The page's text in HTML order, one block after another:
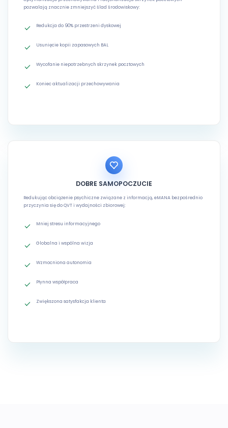
pozwalają znacznie zmniejszyć ślad środowiskowy:
Redukcja do 90% przestrzeni dyskowej
Usunięcie kopii zapasowych BAL
Wycofanie niepotrzebnych skrzynek pocztowych
Koniec aktualizacji przechowywania
DOBRE SAMOPOCZUCIE
Redukując obciążenie psychiczne związane z informacją, eMANA bezpośrednio
przyczynia się do QVT i wydajności zbiorowej:
Mniej stresu informacyjnego
Globalna i wspólna wizja
Wzmocniona autonomia
Płynna współpraca
Zwiększona satysfakcja klienta